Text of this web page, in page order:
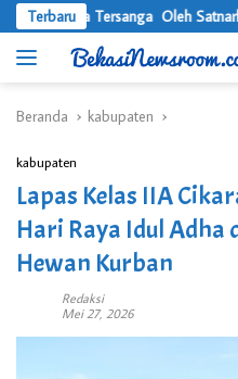
Langsung
ke
konten
TerbaruOleh Satnarkoba Pokres
Beranda kabupaten
kabupaten
Lapas Kelas IIA
Hari Raya Idul Adha
Hewan Kurban
Redaksi
Mei 27, 2026